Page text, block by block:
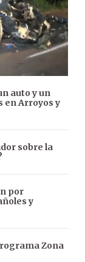
auto y un
en Arroyos y
sobre la
por
y
Zona